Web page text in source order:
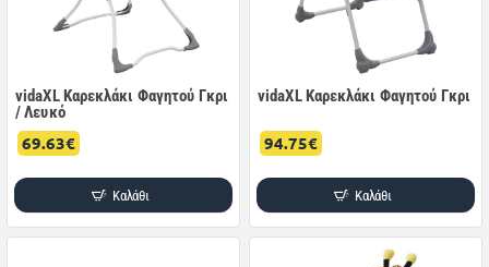
vidaXL Καρεκλάκι Φαγητού Γκρι
/ Λευκό
69.63€
Καλάθι
vidaXL Καρεκλάκι Φαγητού Γκρι
94.75€
Καλάθι